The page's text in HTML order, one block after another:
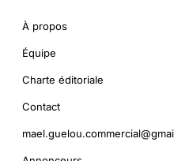
À propos
Équipe
Charte éditoriale
Contact